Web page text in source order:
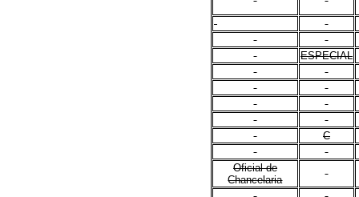
ESPECIAL
C
Oficial de
Chancelaria